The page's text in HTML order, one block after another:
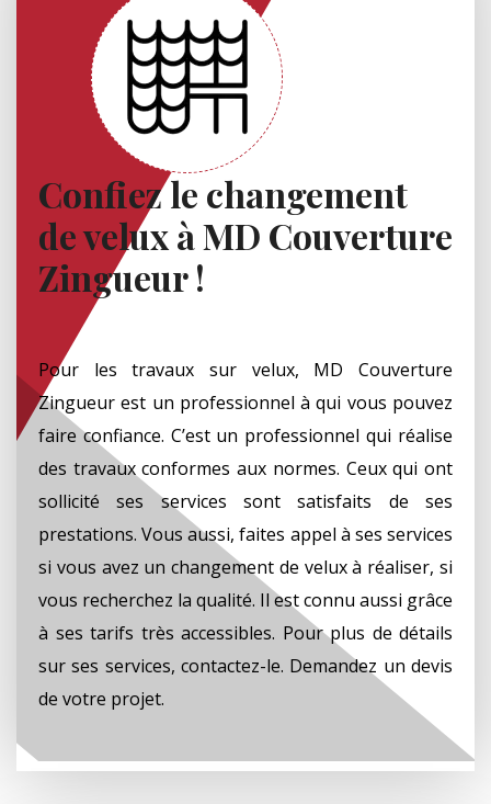
Confiez le changement
de velux à MD Couverture
Zingueur !
Pour les travaux sur velux, MD Couverture
Zingueur est un professionnel à qui vous pouvez
faire confiance. C’est un professionnel qui réalise
des travaux conformes aux normes. Ceux qui ont
sollicité ses services sont satisfaits de ses
prestations. Vous aussi, faites appel à ses services
si vous avez un changement de velux à réaliser, si
vous recherchez la qualité. Il est connu aussi grâce
à ses tarifs très accessibles. Pour plus de détails
sur ses services, contactez-le. Demandez un devis
de votre projet.